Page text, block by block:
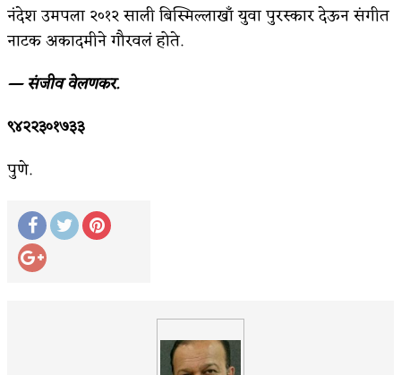
नंदेश उमपला २०१२ साली बिस्मिल्लाखाँ युवा पुरस्कार देऊन संगीत
नाटक अकादमीने गौरवलं होते.
— संजीव वेलणकर.
९४२२३०१७३३
पुणे.